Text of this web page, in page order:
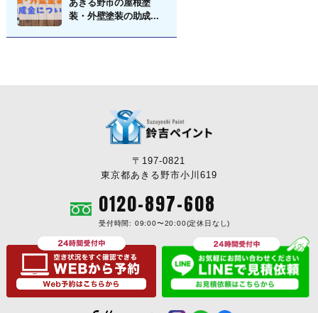
あきる野市の屋根塗
装・外壁塗装の助成...
〒197-0821
東京都あきる野市小川619
0120-897-608
受付時間: 09:00〜20:00(定休日なし)